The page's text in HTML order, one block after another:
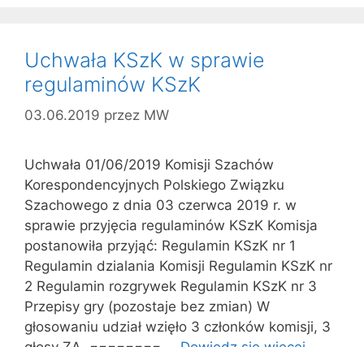
Uchwała KSzK w sprawie
regulaminów KSzK
03.06.2019 przez MW
Uchwała 01/06/2019 Komisji Szachów
Korespondencyjnych Polskiego Związku
Szachowego z dnia 03 czerwca 2019 r. w
sprawie przyjęcia regulaminów KSzK Komisja
postanowiła przyjąć: Regulamin KSzK nr 1
Regulamin dzialania Komisji Regulamin KSzK nr
2 Regulamin rozgrywek Regulamin KSzK nr 3
Przepisy gry (pozostaje bez zmian) W
głosowaniu udział wzięło 3 członków komisji, 3